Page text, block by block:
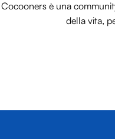
Cocooners è una
della vita,